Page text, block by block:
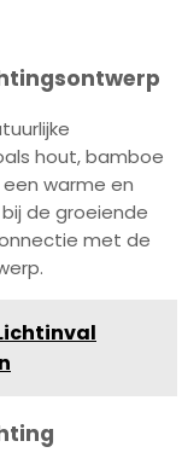
hout, bamboe
warme en
de groeiende
met de